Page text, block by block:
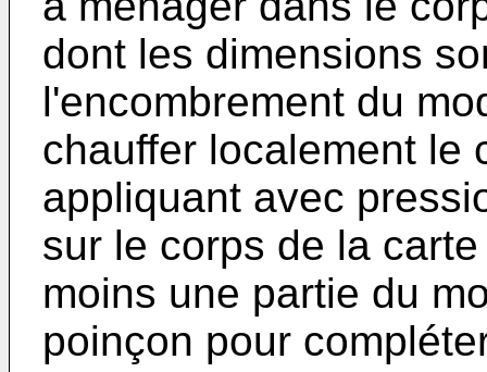
dont les dimensions
l'encombrement du
chauffer localement le
appliquant avec
sur le corps de la
moins une partie du
poinçon pour